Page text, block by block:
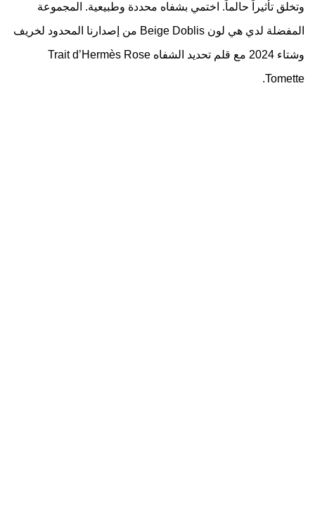
وتخلق تأثيراً حالماً. اختمي بشفاه محددة وطبيعية. المجموعة
المفضلة لدي هي لون Beige Doblis من إصدارنا المحدود لخريف
وشتاء 2024 مع قلم تحديد الشفاه Trait d’Hermès Rose
Tomette.